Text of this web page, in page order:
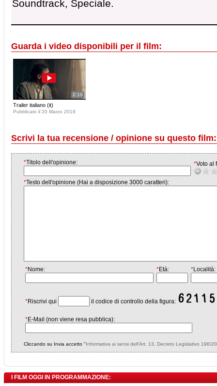
Soundtrack, Speciale.
Guarda i video disponibili per il film:
2:10
Trailer italiano (it)
Pubblicato il 20 Marzo 2019
Scrivi la tua recensione / opinione su questo
*Titolo dell'opinione: *Voto al
*Testo dell'opinione (Hai a disposizione 3000 caratteri):
*Nome: *Età: *Località:
*Riscrivi qui il codice di controllo della figura:
*E-Mail (non viene resa pubblica):
Cliccando su Invia accetto "Informativa ai sensi dell'Art. 13, Decreto Legislativo 196/
I FILM OGGI IN PROGRAMMAZIONE: